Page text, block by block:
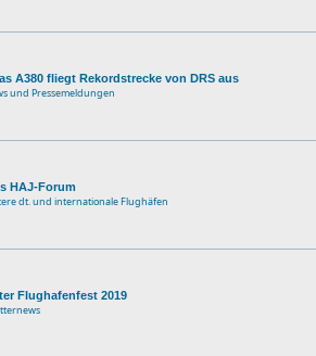
A380 fliegt Rekordstrecke von DRS aus
und Pressemeldungen
HAJ-Forum
dt. und internationale Flughäfen
Flughafenfest 2019